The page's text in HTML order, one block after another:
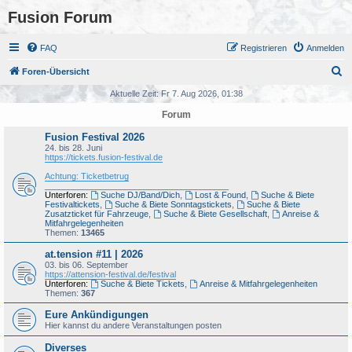
Fusion Forum
FAQ Anmelden
Registrieren
Foren-Übersicht
Aktuelle Zeit: Fr 7. Aug 2026, 01:38
Forum
Fusion Festival 2026
24. bis 28. Juni
https://tickets.fusion-festival.de
Achtung: Ticketbetrug
Unterforen:
Suche DJ/Band/Dich, Lost & Found,
Suche & Biete
Festivaltickets
Suche & Biete Sonntagstickets
Suche & Biete
Zusatzticket für Fahrzeuge
Suche & Biete Gesellschaft,
Anreise &
Mitfahrgelegenheiten
Themen: 13465
at.tension #11 | 2026
03. bis 06. September
https://attension-festival.de/festival
Unterforen:
Suche & Biete Tickets
Anreise & Mitfahrgelegenheiten
Themen: 367
Eure Ankündigungen
Hier kannst du andere Veranstaltungen posten
Diverses